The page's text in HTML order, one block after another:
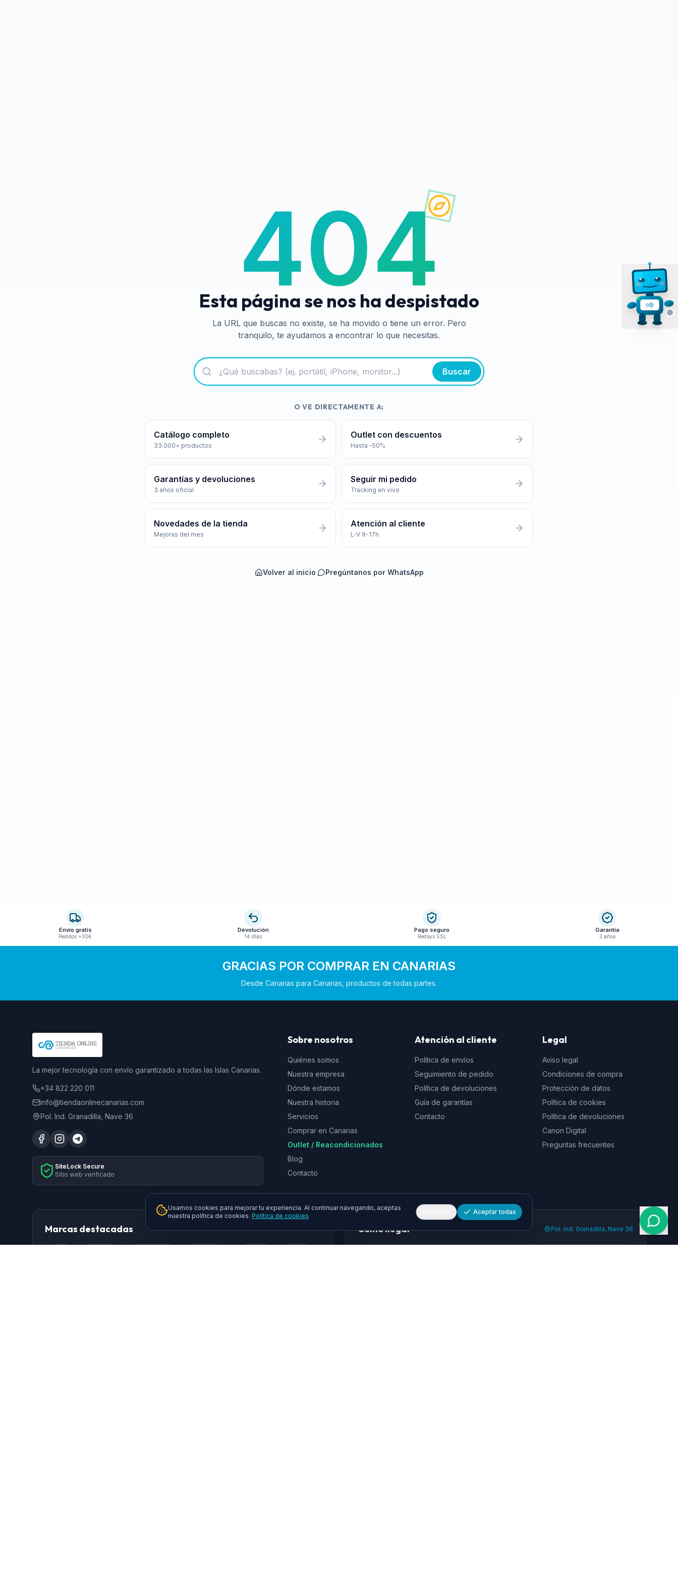
404
Esta página se nos ha despistado
La URL que buscas no existe, se ha movido o tiene un error. Pero
tranquilo, te ayudamos a encontrar lo que necesitas.
Buscar
O VE DIRECTAMENTE A:
Catálogo completo
33.000+ productos
Outlet con descuentos
Hasta -50%
Garantías y devoluciones
3 años oficial
Seguir mi pedido
Tracking en vivo
Novedades de la tienda
Mejoras del mes
Atención al cliente
L-V 9-17h
Volver al inicio· Pregúntanos por WhatsApp
Envío gratis
Pedidos +30€
Devolución
14 días
Pago seguro
Redsys SSL
Garantía
3 años
GRACIAS POR COMPRAR EN CANARIAS
Desde Canarias para Canarias, productos de todas partes.
La mejor tecnología con envío garantizado a todas las Islas Canarias.
+34 822 220 011
info@tiendaonlinecanarias.com
Pol. Ind. Granadilla, Nave 36
SiteLock Secure
Sitio web verificado
Sobre nosotros
Quiénes somos
Nuestra empresa
Dónde estamos
Nuestra historia
Servicios
Comprar en Canarias
Outlet / Reacondicionados
Blog
Contacto
Atención al cliente
Política de envíos
Seguimiento de pedido
Política de devoluciones
Guía de garantías
Contacto
Legal
Aviso legal
Condiciones de compra
Protección de datos
Política de cookies
Política de devoluciones
Canon Digital
Preguntas frecuentes
Marcas destacadas Cómo llegar Pol. Ind. Granadilla, Nave 36
Usamos cookies para mejorar tu experiencia. Al continuar navegando, aceptas
nuestra política de cookies. Política de cookies
Aceptar todas